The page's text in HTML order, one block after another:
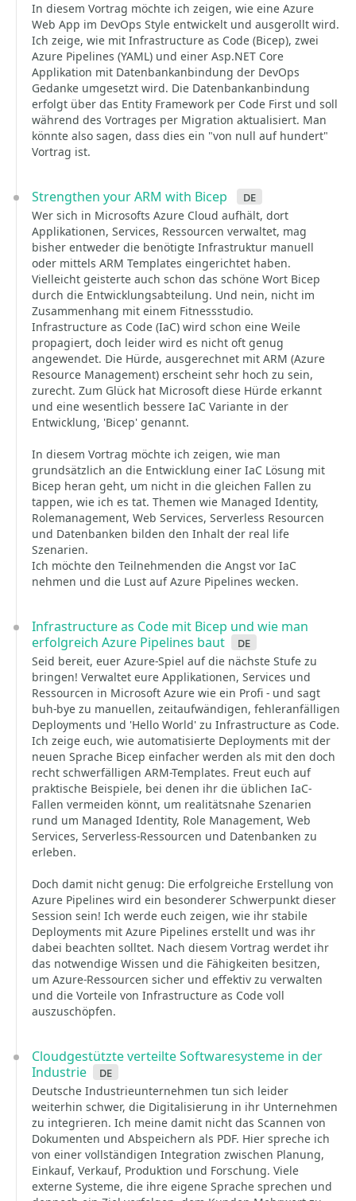
In diesem Vortrag möchte ich zeigen, wie eine Azure
Web App im DevOps Style entwickelt und ausgerollt wird.
Ich zeige, wie mit Infrastructure as Code (Bicep), zwei
Azure Pipelines (YAML) und einer Asp.NET Core
Applikation mit Datenbankanbindung der DevOps
Gedanke umgesetzt wird. Die Datenbankanbindung
erfolgt über das Entity Framework per Code First und soll
während des Vortrages per Migration aktualisiert. Man
könnte also sagen, dass dies ein "von null auf hundert"
Vortrag ist.
Strengthen your ARM with Bicep de
Wer sich in Microsofts Azure Cloud aufhält, dort
Applikationen, Services, Ressourcen verwaltet, mag
bisher entweder die benötigte Infrastruktur manuell
oder mittels ARM Templates eingerichtet haben.
Vielleicht geisterte auch schon das schöne Wort Bicep
durch die Entwicklungsabteilung. Und nein, nicht im
Zusammenhang mit einem Fitnessstudio.
Infrastructure as Code (IaC) wird schon eine Weile
propagiert, doch leider wird es nicht oft genug
angewendet. Die Hürde, ausgerechnet mit ARM (Azure
Resource Management) erscheint sehr hoch zu sein,
zurecht. Zum Glück hat Microsoft diese Hürde erkannt
und eine wesentlich bessere IaC Variante in der
Entwicklung, 'Bicep' genannt.
In diesem Vortrag möchte ich zeigen, wie man
grundsätzlich an die Entwicklung einer IaC Lösung mit
Bicep heran geht, um nicht in die gleichen Fallen zu
tappen, wie ich es tat. Themen wie Managed Identity,
Rolemanagement, Web Services, Serverless Resourcen
und Datenbanken bilden den Inhalt der real life
Szenarien.
Ich möchte den Teilnehmenden die Angst vor IaC
nehmen und die Lust auf Azure Pipelines wecken.
Infrastructure as Code mit Bicep und wie man
erfolgreich Azure Pipelines baut
de
Seid bereit, euer Azure-Spiel auf die nächste Stufe zu
bringen! Verwaltet eure Applikationen, Services und
Ressourcen in Microsoft Azure wie ein Profi - und sagt
buh-bye zu manuellen, zeitaufwändigen, fehleranfälligen
Deployments und 'Hello World' zu Infrastructure as Code.
Ich zeige euch, wie automatisierte Deployments mit der
neuen Sprache Bicep einfacher werden als mit den doch
recht schwerfälligen ARM-Templates. Freut euch auf
praktische Beispiele, bei denen ihr die üblichen IaC-
Fallen vermeiden könnt, um realitätsnahe Szenarien
rund um Managed Identity, Role Management, Web
Services, Serverless-Ressourcen und Datenbanken zu
erleben.
Doch damit nicht genug: Die erfolgreiche Erstellung von
Azure Pipelines wird ein besonderer Schwerpunkt dieser
Session sein! Ich werde euch zeigen, wie ihr stabile
Deployments mit Azure Pipelines erstellt und was ihr
dabei beachten solltet. Nach diesem Vortrag werdet ihr
das notwendige Wissen und die Fähigkeiten besitzen,
um Azure-Ressourcen sicher und effektiv zu verwalten
und die Vorteile von Infrastructure as Code voll
auszuschöpfen.
Cloudgestützte verteilte Softwaresysteme in der
Industrie
de
Deutsche Industrieunternehmen tun sich leider
weiterhin schwer, die Digitalisierung in ihr Unternehmen
zu integrieren. Ich meine damit nicht das Scannen von
Dokumenten und Abspeichern als PDF. Hier spreche ich
von einer vollständigen Integration zwischen Planung,
Einkauf, Verkauf, Produktion und Forschung. Viele
externe Systeme, die ihre eigene Sprache sprechen und